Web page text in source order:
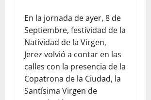
En la jornada de ayer, 8 de
Septiembre, festividad de la
Natividad de la Virgen,
Jerez volvió a contar en las
calles con la presencia de la
Copatrona de la Ciudad, la
Santísima Virgen de